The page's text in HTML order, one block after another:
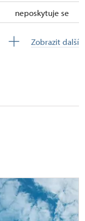
neposkytuje se
neposkytuje se
Zobrazit další